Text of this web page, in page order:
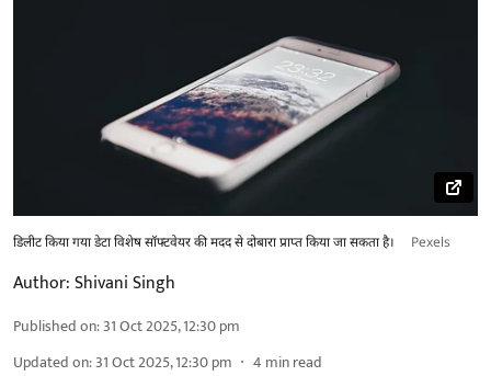
डिलीट किया गया डेटा विशेष सॉफ्टवेयर की मदद से दोबारा प्राप्त किया जा सकता है। Pexels
Author:Shivani Singh
Published on:31 Oct 2025, 12:30 pm
Updated on:31 Oct 2025, 12:30 pm 4 min read